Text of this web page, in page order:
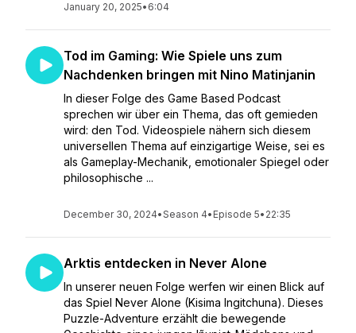
January 20, 2025• 6:04
Tod im Gaming: Wie Spiele uns zum
Nachdenken bringen mit Nino Matinjanin
In dieser Folge des Game Based Podcast
sprechen wir über ein Thema, das oft gemieden
wird: den Tod. Videospiele nähern sich diesem
universellen Thema auf einzigartige Weise, sei es
als Gameplay-Mechanik, emotionaler Spiegel oder
philosophische ...
December 30, 2024•Season 4• Episode 5• 22:35
Arktis entdecken in Never Alone
In unserer neuen Folge werfen wir einen Blick auf
das Spiel Never Alone (Kisima Ingitchuna). Dieses
Puzzle-Adventure erzählt die bewegende